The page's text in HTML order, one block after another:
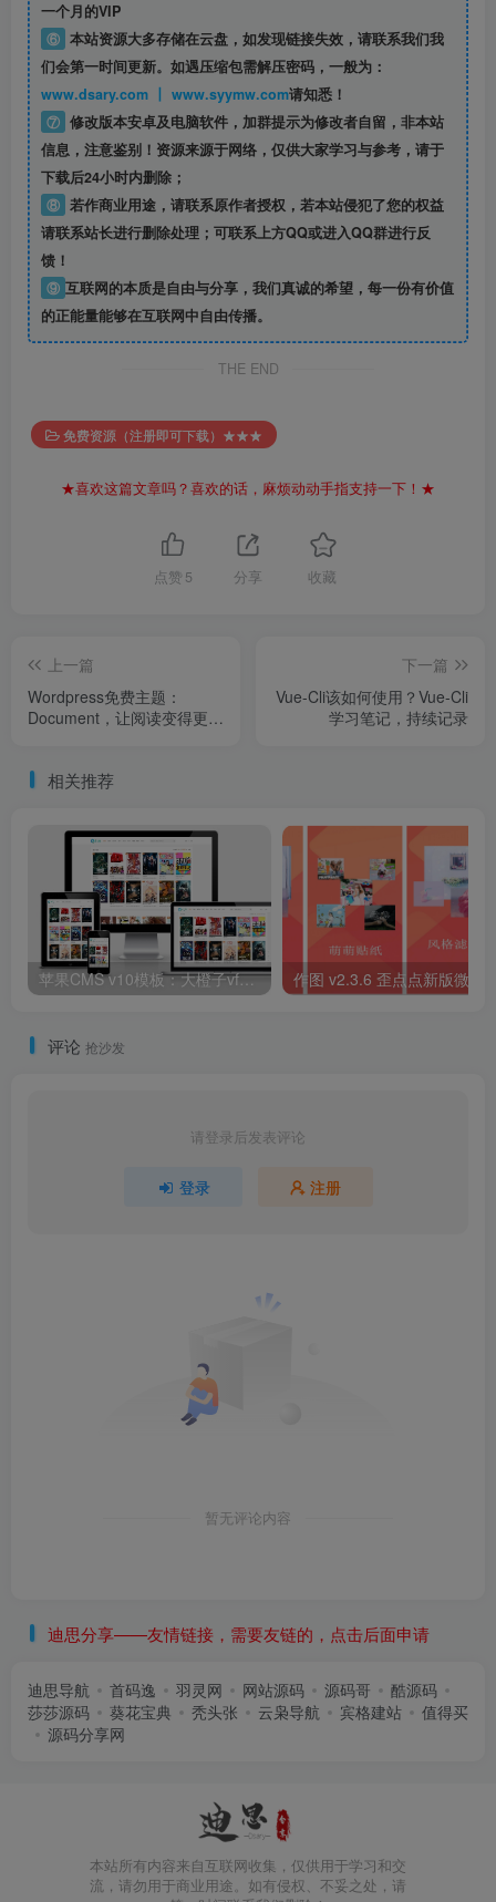
一个月的VIP
⑥ 本站资源大多存储在云盘，如发现链接失效，请联系我们我
们会第一时间更新。如遇压缩包需解压密码，一般为：
www.dsary.com 丨 www.syymw.com请知悉！
⑦ 修改版本安卓及电脑软件，加群提示为修改者自留， 非本站
信息，注意鉴别！资源来源于网络，仅供大家学习与参考，请于
下载后24小时内删除；
⑧ 若作商业用途，请联系原作者授权，若本站侵犯了您的权益
请联系站长进行删除处理；可联系上方QQ或进入QQ群进行反
馈！
⑨ 互联网的本质是自由与分享，我们真诚的希望，每一份有价值
的正能量能够在互联网中自由传播。
THE END
免费资源（注册即可下载）★★★
★喜欢这篇文章吗？喜欢的话，麻烦动动手指支持一下！★
点赞 5 分享 收藏
上一篇
Wordpress免费主题：
Document，让阅读变得更加
下一篇
Vue-Cli该如何使用？Vue-Cli
学习笔记，持续记录
相关推荐
苹果CMS v10模板：大橙子vfed完美版视频网站模板
评论 抢沙发
请登录后发表评论
登录 注册
暂无评论内容
迪思分享——友情链接，需要友链的，点击后面申请
迪思导航 首码逸 羽灵网 网站源码 源码哥
酷源码
莎莎源码
葵花宝典 秃头张 云枭导航 宾格建站
值得买
源码分享网
本站所有内容来自互联网收集，仅供用于学习和交
流，请勿用于商业用途。如有侵权、不妥之处，请